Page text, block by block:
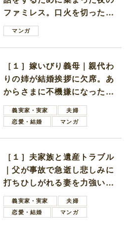
ファミレス。口火を切ったの
は電車好きの男の子ママ
マンガ
［１］嫁いびり義母｜親代わ
りの姉が結婚挨拶に欠席。あ
からさまに不機嫌になった義
母義実家・実家
夫婦
恋愛・結婚
マンガ
［１］夫家族と遺産トラブル
｜父が事故で急逝し悲しみに
打ちひしがれる妻を力強い言
葉で励ます夫
義実家・実家
夫婦
恋愛・結婚
マンガ